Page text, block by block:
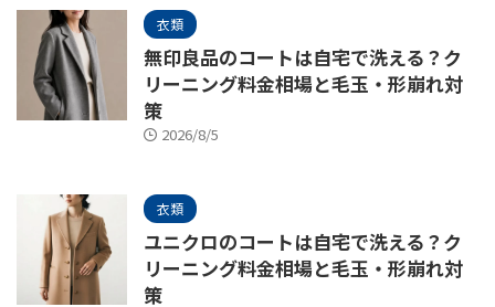
衣類
無印良品のコートは自宅で洗える？ク
リーニング料金相場と毛玉・形崩れ対
策
2026/8/5
衣類
ユニクロのコートは自宅で洗える？ク
リーニング料金相場と毛玉・形崩れ対
策